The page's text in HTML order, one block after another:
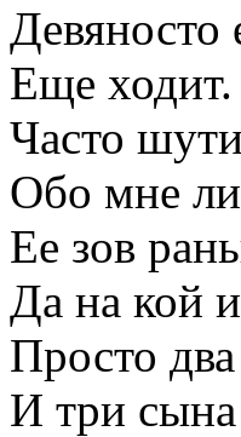
Девяносто
Еще
Часто
Обо мне
Ее зов
Да на кой
Просто
И три сына